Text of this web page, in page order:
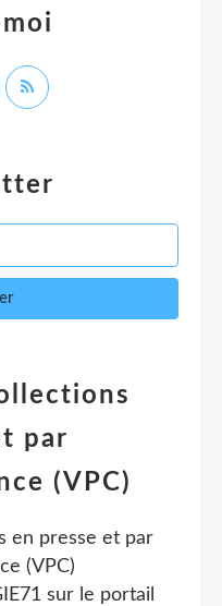
par
(VPC)
en presse et par
(VPC)
sur le portail